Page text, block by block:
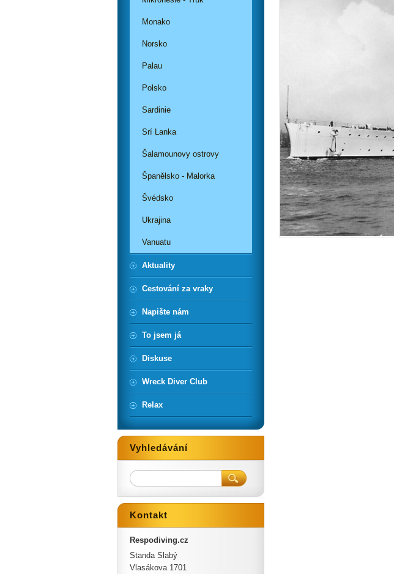
Monako
Norsko
Palau
Polsko
Sardinie
Srí Lanka
Šalamounovy ostrovy
Španělsko - Malorka
Švédsko
Ukrajina
Vanuatu
Aktuality
Cestování za vraky
Napište nám
To jsem já
Diskuse
Wreck Diver Club
Relax
Vyhledávání
Kontakt
Respodiving.cz
Standa Slabý
Vlasákova 1701